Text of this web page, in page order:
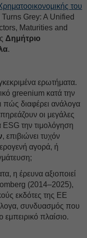
του
Turns Grey: A Unified
Maturities and
Δημήτριο
.
ερωτήματα.
greenium κατά την
διαφέρει ανάλογα
οι μεγάλες
ESG την τιμολόγηση
, επιβιώνει τυχόν
αγορά, ή
η έρευνα αξιοποιεί
(2014–2025),
εκδότες της ΕΕ
συνδυασμός που
εμπειρικό πλαίσιο.